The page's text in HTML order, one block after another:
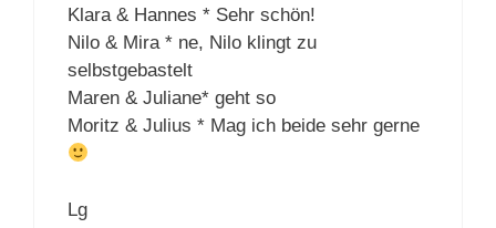
Klara & Hannes * Sehr schön!
Nilo & Mira * ne, Nilo klingt zu
selbstgebastelt
Maren & Juliane* geht so
Moritz & Julius * Mag ich beide sehr gerne
Lg